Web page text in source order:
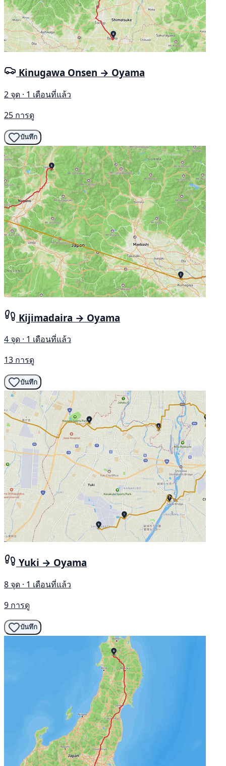
Kinugawa Onsen → Oyama
2 จุด · 1 เดือนที่แล้ว
25 การดู
บันทึก
Kijimadaira → Oyama
4 จุด · 1 เดือนที่แล้ว
13 การดู
บันทึก
Yuki → Oyama
8 จุด · 1 เดือนที่แล้ว
9 การดู
บันทึก